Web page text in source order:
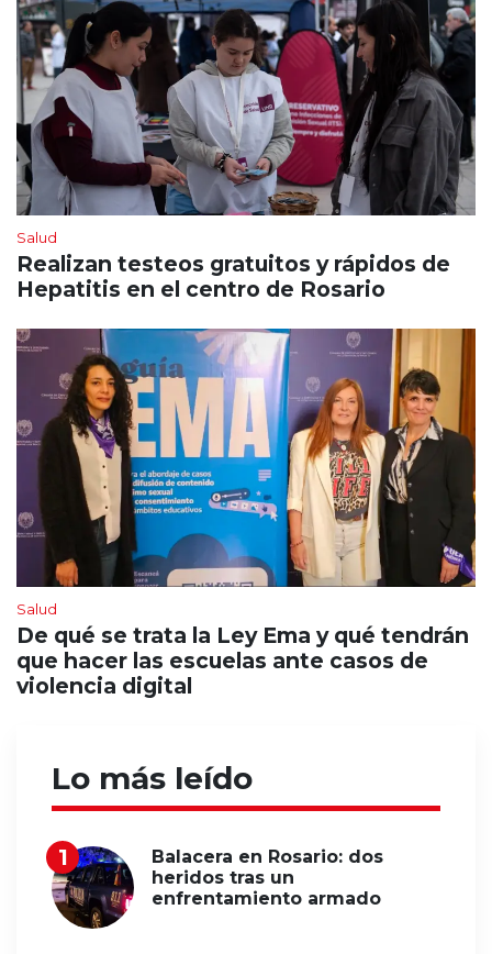
Salud
Realizan testeos gratuitos y rápidos de
Hepatitis en el centro de Rosario
Salud
De qué se trata la Ley Ema y qué tendrán
que hacer las escuelas ante casos de
violencia digital
Lo más leído
Balacera en Rosario: dos
heridos tras un
enfrentamiento armado